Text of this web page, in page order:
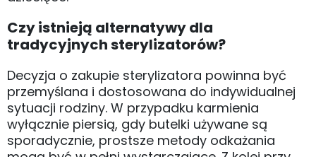
Czy istnieją alternatywy dla
tradycyjnych sterylizatorów?
Decyzja o zakupie sterylizatora powinna być
przemyślana i dostosowana do indywidualnej
sytuacji rodziny. W przypadku karmienia
wyłącznie piersią, gdy butelki używane są
sporadycznie, prostsze metody odkażania